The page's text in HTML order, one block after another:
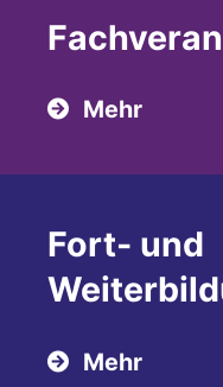
Mehr
Fort- und
Mehr